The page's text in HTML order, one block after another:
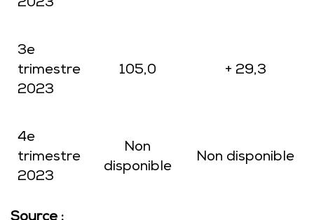
2023
3e
trimestre
2023
105,0 + 29,3
4e
trimestre
2023
Non
disponible
Non disponible